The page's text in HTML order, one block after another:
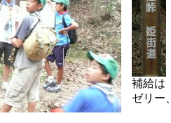
補給は
ゼリー